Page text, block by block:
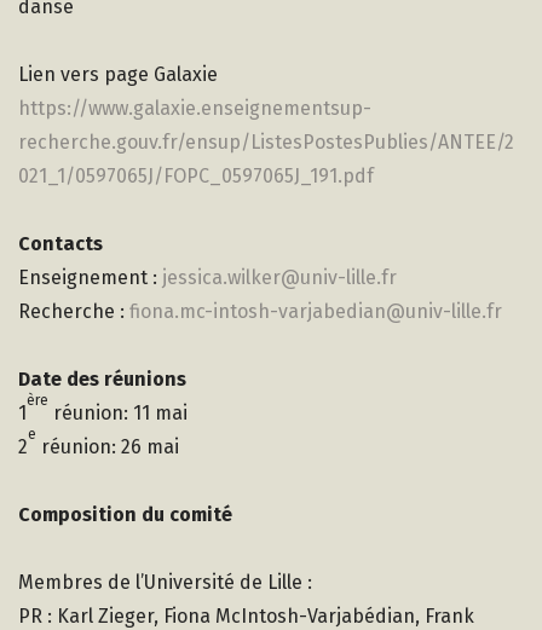
danse
Lien vers page Galaxie
https://www.galaxie.enseignementsup-
recherche.gouv.fr/ensup/ListesPostesPublies/ANTEE/2
021_1/0597065J/FOPC_0597065J_191.pdf
Contacts
Enseignement : jessica.wilker@univ-lille.fr
Recherche : fiona.mc-intosh-varjabedian@univ-lille.fr
Date des réunions
1
ère
réunion: 11 mai
2
e
réunion: 26 mai
Composition du comité
Membres de l’Université de Lille :
PR : Karl Zieger, Fiona McIntosh-Varjabédian, Frank